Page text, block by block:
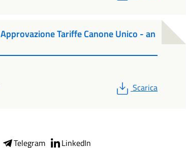
Tariffe Canone Unico - an
PDF
Scarica
Telegram LinkedIn